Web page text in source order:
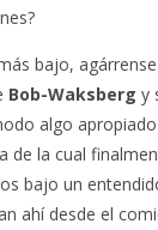
bajo,
Bob-Waksberg y
algo
de la cual
bajo un
ahí desde el